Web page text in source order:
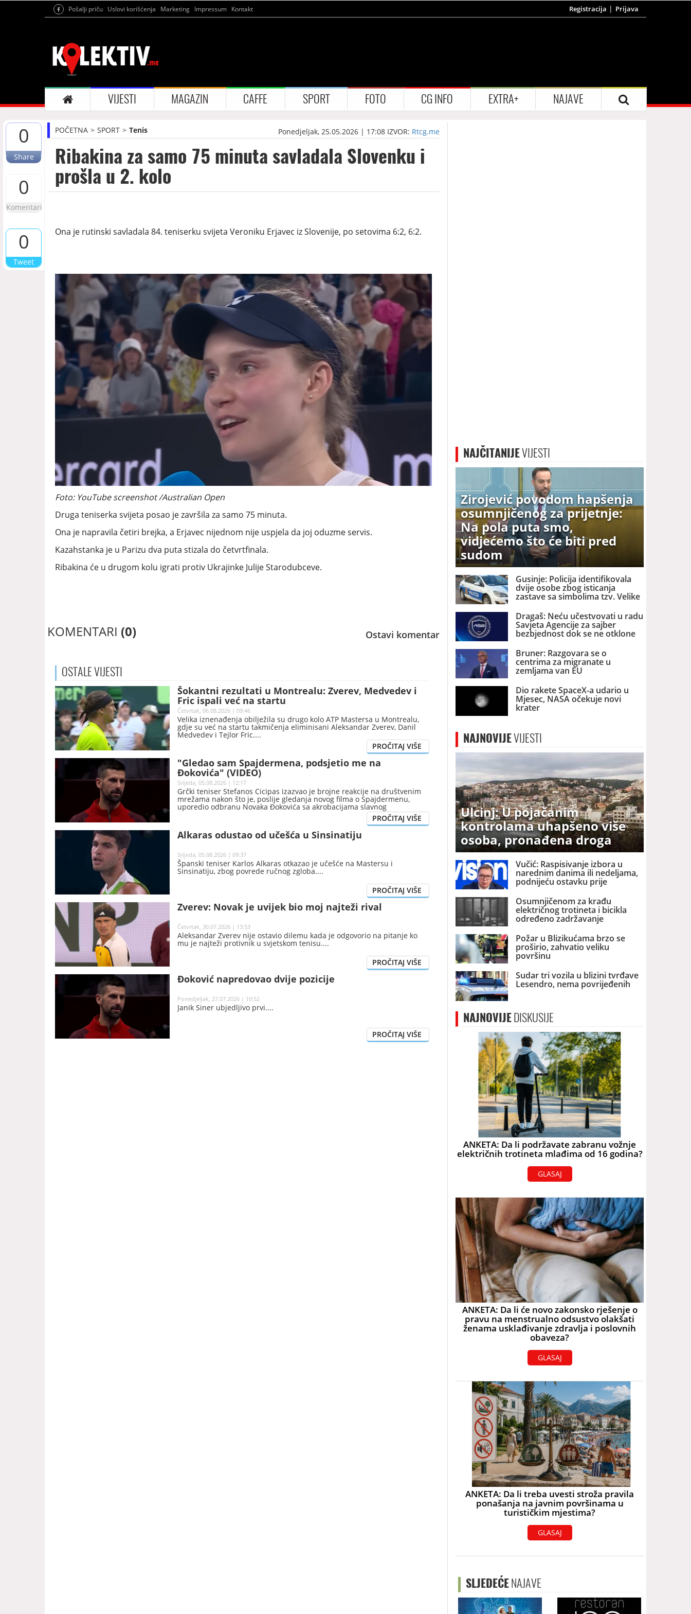
Pošalji priču Uslovi korišćenja Marketing Impressum Kontakt Registracija Prijava
VIJESTI MAGAZIN CAFFE SPORT FOTO CG INFO EXTRA+ NAJAVE
0
Share
0
Komentari
0
Tweet
POČETNA SPORT Tenis Ponedjeljak, 25.05.2026 | 17:08 IZVOR: Rtcg.me
Ribakina za samo 75 minuta savladala Slovenku i
prošla u 2. kolo
Ona je rutinski savladala 84. teniserku svijeta Veroniku Erjavec iz Slovenije, po setovima 6:2, 6:2.
Foto: YouTube screenshot /Australian Open
Druga teniserka svijeta posao je završila za samo 75 minuta.
Ona je napravila četiri brejka, a Erjavec nijednom nije uspjela da joj oduzme servis.
Kazahstanka je u Parizu dva puta stizala do četvrtfinala.
Ribakina će u drugom kolu igrati protiv Ukrajinke Julije Starodubceve.
KOMENTARI (0) Ostavi komentar
OSTALEVIJESTI
Šokantni rezultati u Montrealu: Zverev, Medvedev i
Fric ispali već na startu
Četvrtak, 06.08.2026 | 09:46
Velika iznenađenja obilježila su drugo kolo ATP Mastersa u Montrealu,
gdje su već na startu takmičenja eliminisani Aleksandar Zverev, Danil
Medvedev i Tejlor Fric.
"Gledao sam Spajdermena, podsjetio me na
Đokovića" (VIDEO)
Srijeda, 05.08.2026 | 12:17
Grčki teniser Stefanos Cicipas izazvao je brojne reakcije na društvenim
mrežama nakon što je, poslije gledanja novog filma o Spajdermenu,
uporedio odbranu Novaka Đokovića sa akrobacijama slavnog
Alkaras odustao od učešća u Sinsinatiju
Srijeda, 05.08.2026 | 09:37
Španski teniser Karlos Alkaras otkazao je učešće na Mastersu i
Sinsinatiju, zbog povrede ručnog zgloba.
Zverev: Novak je uvijek bio moj najteži rival
Četvrtak, 30.07.2026 | 13:53
Aleksandar Zverev nije ostavio dilemu kada je odgovorio na pitanje ko
mu je najteži protivnik u svjetskom tenisu.
Đoković napredovao dvije pozicije
Ponedjeljak, 27.07.2026 | 10:52
Janik Siner ubjedljivo prvi.
NAJČITANIJEVIJESTI
Zirojević povodom hapšenja
osumnjičenog za prijetnje:
Na pola puta smo,
vidjećemo što će biti pred
sudom
Gusinje: Policija identifikovala
dvije osobe zbog isticanja
zastave sa simbolima tzv. Velike
Dragaš: Neću učestvovati u radu
Savjeta Agencije za sajber
bezbjednost dok se ne otklone
nezakonitosti
Bruner: Razgovara se o
centrima za migranate u
zemljama van EU
Dio rakete SpaceX-a udario u
Mjesec, NASA očekuje novi
krater
NAJNOVIJEVIJESTI
Ulcinj: U pojačanim
kontrolama uhapšeno više
osoba, pronađena droga
Vučić: Raspisivanje izbora u
narednim danima ili nedeljama,
podnijeću ostavku prije
kampanje
Osumnjičenom za krađu
električnog trotineta i bicikla
određeno zadržavanje
Požar u Blizikućama brzo se
proširio, zahvatio veliku
površinu
Sudar tri vozila u blizini tvrđave
Lesendro, nema povrijeđenih
NAJNOVIJEDISKUSIJE
ANKETA: Da li podržavate zabranu vožnje
električnih trotineta mlađima od 16 godina?
GLASAJ
ANKETA: Da li će novo zakonsko rješenje o
pravu na menstrualno odsustvo olakšati
ženama usklađivanje zdravlja i poslovnih
obaveza?
GLASAJ
ANKETA: Da li treba uvesti stroža pravila
ponašanja na javnim površinama u
turističkim mjestima?
GLASAJ
SLJEDEĆENAJAVE